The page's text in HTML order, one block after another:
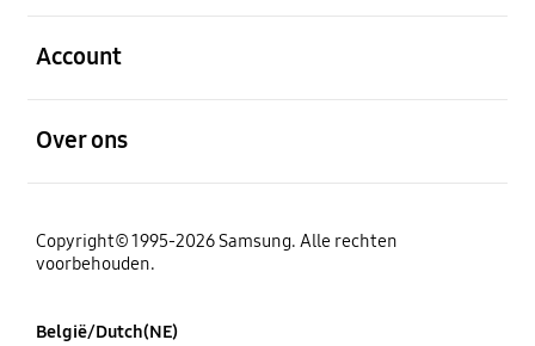
Account
Over ons
Copyright© 1995-2026 Samsung. Alle rechten
voorbehouden.
België/Dutch(NE)